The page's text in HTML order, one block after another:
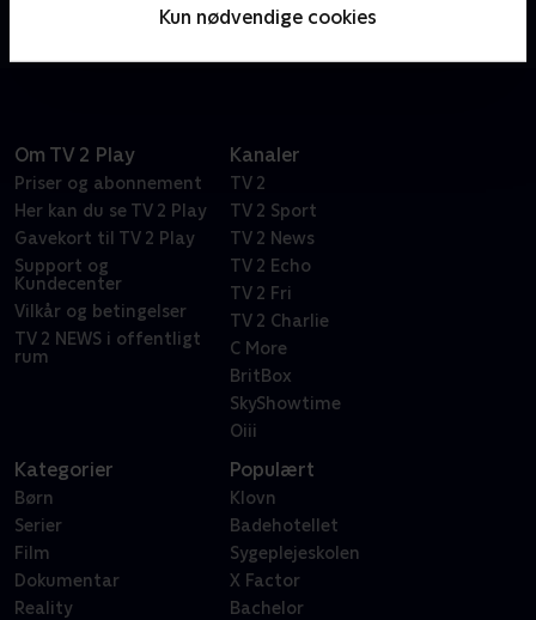
Kun nødvendige cookies
ordspil. Bare spørg den vanvittigt frustrerede Dr.
Om TV 2 Play
Priser og abonnement
Her kan du se TV 2 Play
Gavekort til TV 2 Play
Support og
Kundecenter
Vilkår og betingelser
TV 2 NEWS i offentligt
rum
Kanaler
TV 2
TV 2 Sport
TV 2 News
TV 2 Echo
TV 2 Fri
TV 2 Charlie
C More
BritBox
SkyShowtime
Oiii
Kategorier
Børn
Serier
Film
Dokumentar
Reality
Populært
Klovn
Badehotellet
Sygeplejeskolen
X Factor
Bachelor